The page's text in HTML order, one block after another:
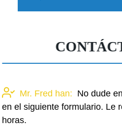
Mr. Fred han: No dude
en el siguiente formulario. Le
horas.